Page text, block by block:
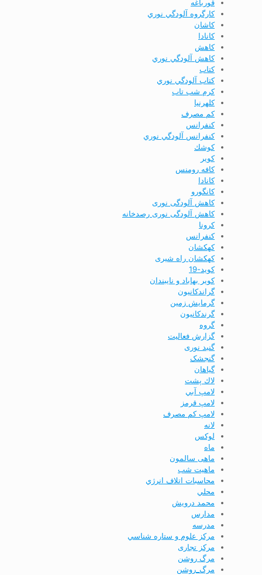
قورباغه
كارگروه آلودگي نوري
كاشان
كانادا
كاهش
كاهش آلودگي نوري
كتاب
كتاب آلودگي نوري
كرم شب تاب
كلهرنيا
كم مصرف
كنفرانس
كنفرانس آلودگي نوري
كوشك
كوير
کافه رومنس
کانادا
کانگورو
کاهش آلودگی نوری
کاهش آلودگی نوری رصدخانه
کرونا
کنفرانس
کهکشان
کهکشان راه شیری
کوید-19
کویر بهاباد و نایبندان
گراندكانيون
گرمایش زمین
گرندکانیون
گروه
گزارش فعاليت
گنبد نوری
گنجشک
گياهان
لاك پشت
لامپ آبي
لامپ قرمز
لامپ كم مصرف
لانه
لوکس
ماه
ماهی سالمون
ماهیت شب
محاسبات اتلاف انرژي
محلي
محمد درویش
مدارس
مدرسه
مركز علوم و ستاره شناسي
مرکز تجاری
مرگ روشن
مرگ_روشن